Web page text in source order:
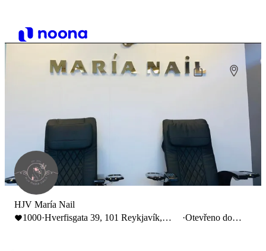
HJV María Nail
1000·Hverfisgata 39, 101 Reykjavík,
·Otevřeno do